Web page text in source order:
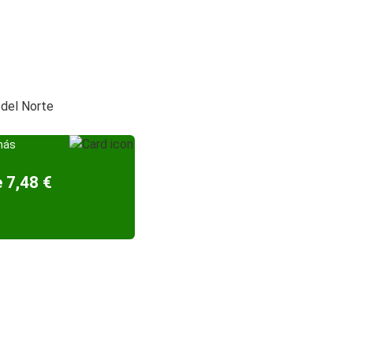
Norte
7,48 €